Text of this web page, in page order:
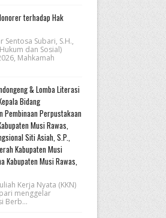
terhadap Hak
Sentosa Subari, S.H.,
dan Sosial)
Mahkamah
& Lomba Literasi
Bidang
Pembinaan Perpustakaan
Musi Rawas,
Siti Asiah, S.P.,
Kabupaten Musi
Kabupaten Musi Rawas,
Kerja Nyata (KKN)
menggelar
Berb...